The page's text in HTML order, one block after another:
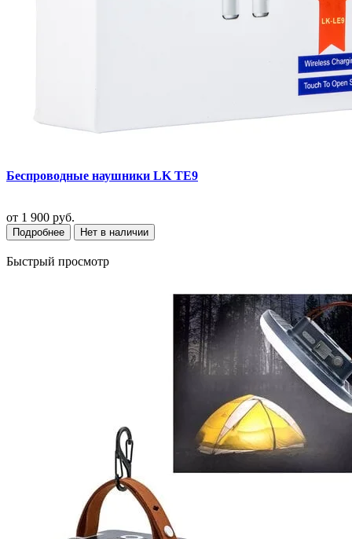
Беспроводные наушники LK TE9
от 1 900 руб.
Подробнее Нет в наличии
Быстрый просмотр